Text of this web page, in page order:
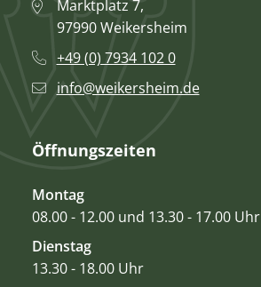
Marktplatz 7,
97990 Weikersheim
+49 (0) 7934 102 0
info@weikersheim.de
Öffnungszeiten
Montag
08.00 - 12.00 und 13.30 - 17.00 Uhr
Dienstag
13.30 - 18.00 Uhr